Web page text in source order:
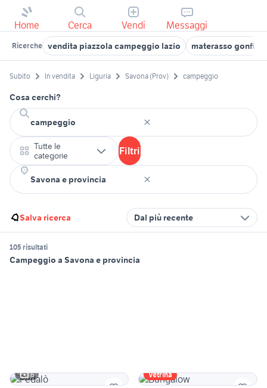
Home Cerca Vendi Messaggi
Ricerche vendita piazzola campeggio lazio materasso
Subito In vendita Liguria Savona (Prov) campeggio
Cosa cerchi?
Tutte le
categorie
Filtri
Salva ricerca Dal più recente
105 risultati
Campeggio a Savona e provincia
6 Vetrina